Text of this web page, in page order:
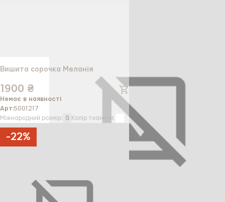
Вишита сорочка Меланія
1900 ₴
Немає в наявності
Арт:5001217
Міжнародний розмір: S Колір тканини:
-22%